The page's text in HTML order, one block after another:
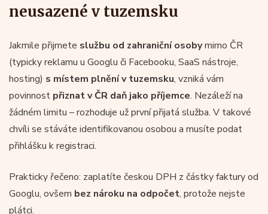
neusazené v tuzemsku
Jakmile přijmete službu od zahraniční osobymimo ČR
(typicky reklamu u Googlu či Facebooku, SaaS nástroje,
hosting) s místem plnění v tuzemsku, vzniká vám
povinnost přiznat v ČR daň jako příjemce. Nezáleží na
žádném limitu – rozhoduje už první přijatá služba. V takové
chvíli se stáváte identifikovanou osobou a musíte podat
přihlášku k registraci.
Prakticky řečeno: zaplatíte českou DPH z částky faktury od
Googlu, ovšem bez nároku na odpočet, protože nejste
plátci.